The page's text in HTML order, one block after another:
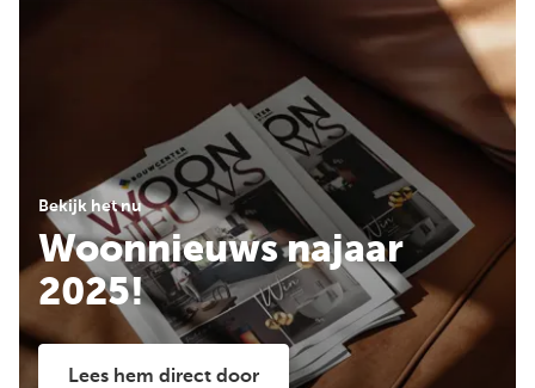
Bekijk het nu
Woonnieuws najaar
2025!
Lees hem direct door